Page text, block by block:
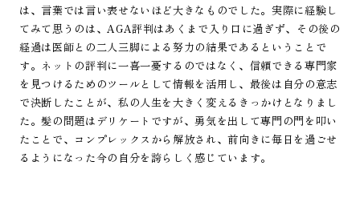
は、言葉では言い表せないほど大きなものでした。実際に経験し
てみて思うのは、AGA評判はあくまで入り口に過ぎず、その後の
経過は医師との二人三脚による努力の結果であるということで
す。ネットの評判に一喜一憂するのではなく、信頼できる専門家
を見つけるためのツールとして情報を活用し、最後は自分の意志
で決断したことが、私の人生を大きく変えるきっかけとなりまし
た。髪の問題はデリケートですが、勇気を出して専門の門を叩い
たことで、コンプレックスから解放され、前向きに毎日を過ごせ
るようになった今の自分を誇らしく感じています。